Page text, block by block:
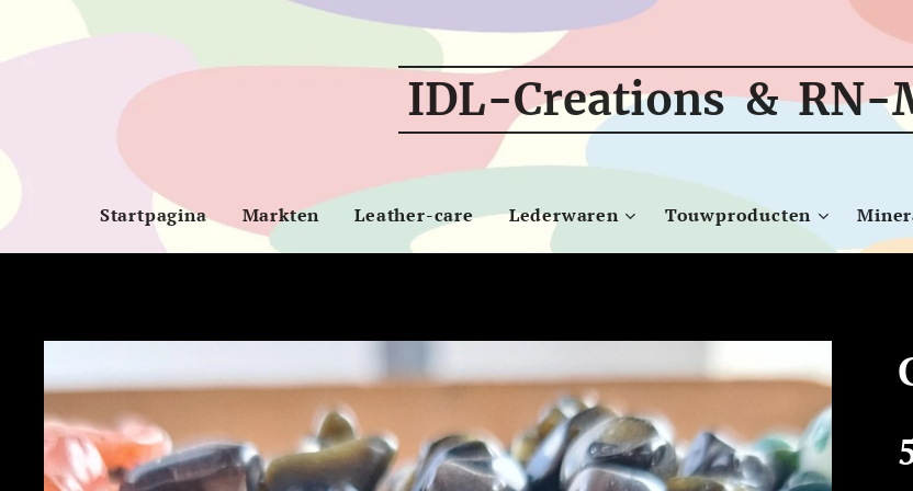
IDL-Creations & RN-
Startpagina Markten Leather-care Lederwaren Touwproducten